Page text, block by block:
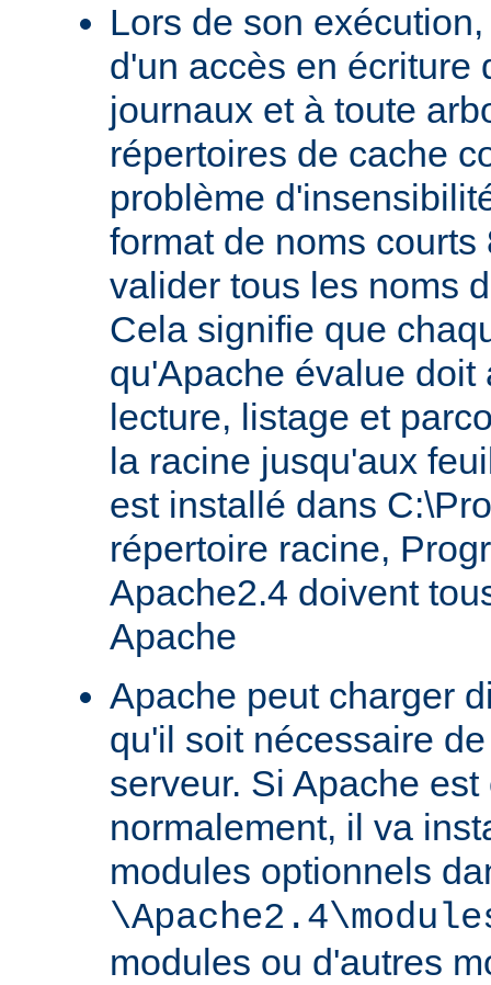
Lors de son
d'un accès en écriture
journaux et à toute
répertoires de cache
problème
format de noms courts
valider tous les noms
Cela signifie que
qu'Apache évalue doit
lecture, listage et
la racine jusqu'aux
est installé dans
répertoire racine,
Apache2.4 doivent
Apache
Apache peut charger
qu'il soit nécessaire
serveur. Si Apache
normalement, il va
modules optionnels
modules ou d'autres